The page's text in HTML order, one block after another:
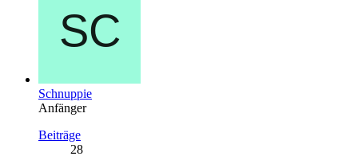
Schnuppie
Anfänger
Beiträge
28